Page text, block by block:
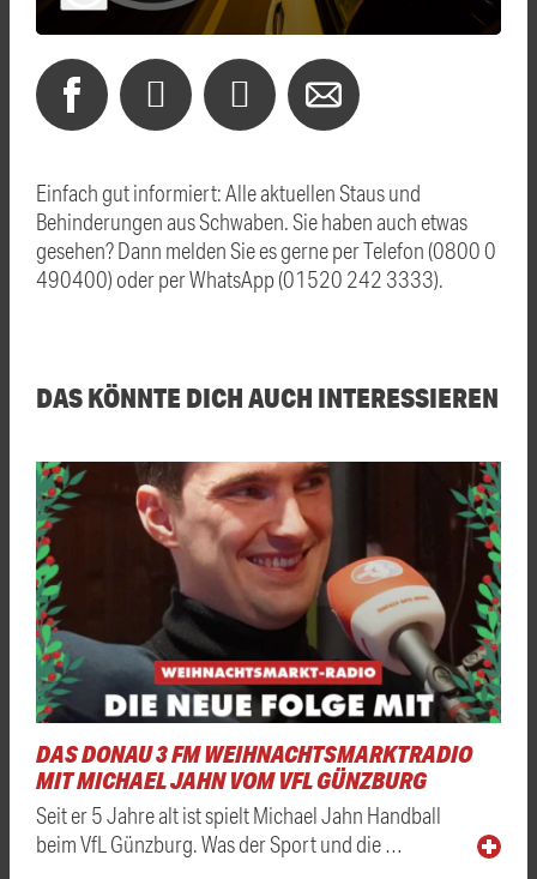
Einfach gut informiert: Alle aktuellen Staus und
Behinderungen aus Schwaben. Sie haben auch etwas
gesehen? Dann melden Sie es gerne per Telefon (0800 0
490400) oder per WhatsApp (01520 242 3333).
DAS KÖNNTE DICH AUCH INTERESSIEREN
DAS DONAU 3 FM WEIHNACHTSMARKTRADIO
MIT MICHAEL JAHN VOM VFL GÜNZBURG
Seit er 5 Jahre alt ist spielt Michael Jahn Handball
beim VfL Günzburg. Was der Sport und die …